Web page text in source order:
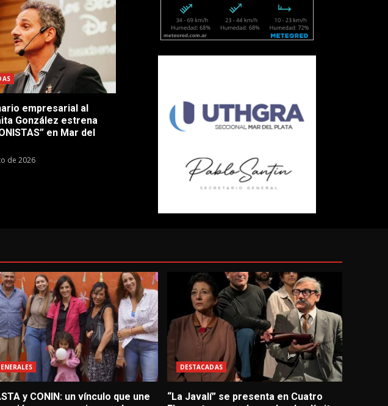
empresarial al
González estrena
en Mar del
de 2026
y CONIN: un vínculo que une
DESTACADAS
“La Javalí” se presenta en Cuatro